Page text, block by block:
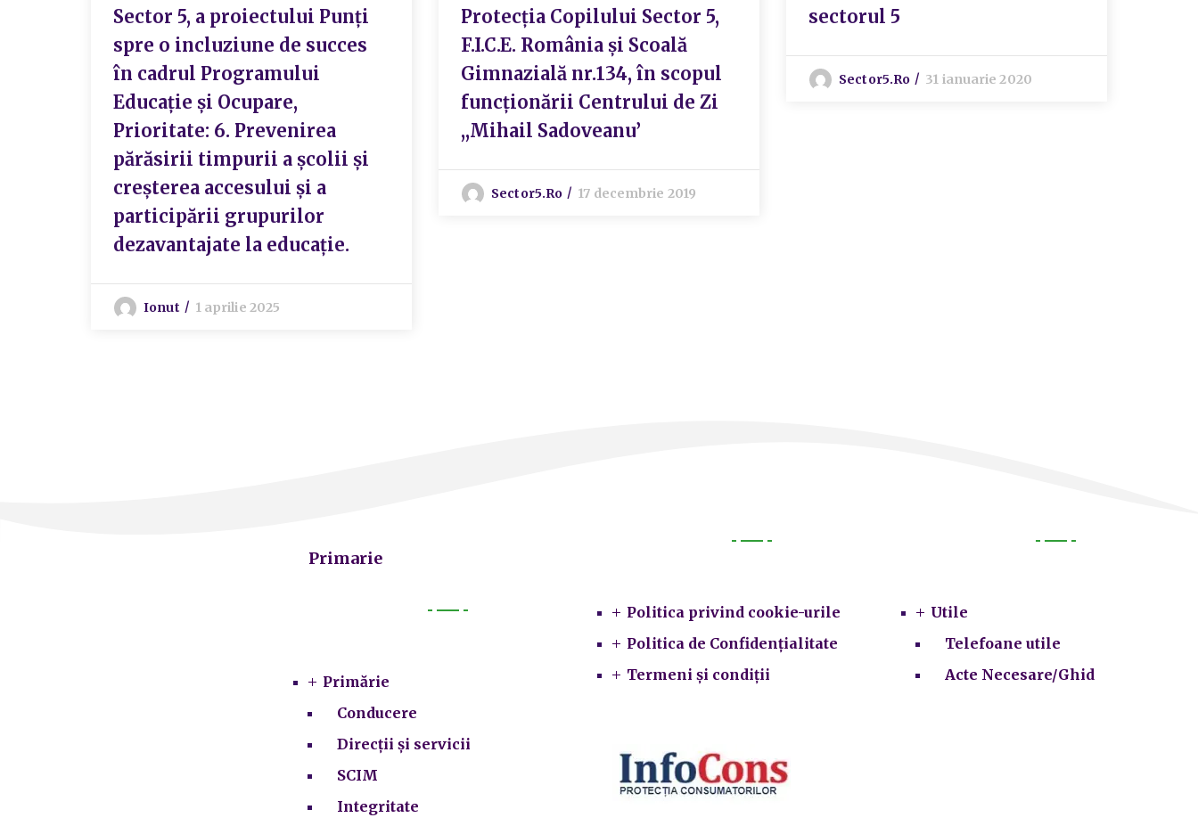
Sector 5, a proiectului Punți
spre o incluziune de succes
în cadrul Programului
Educație și Ocupare,
Prioritate: 6. Prevenirea
părăsirii timpurii a școlii și
creșterea accesului și a
participării grupurilor
dezavantajate la educație.
Ionut 1 aprilie 2025
Protecția Copilului Sector 5,
F.I.C.E. România și Scoală
Gimnazială nr.134, în scopul
funcționării Centrului de Zi
,,Mihail Sadoveanu’
Sector5.ro 17 decembrie 2019
sectorul 5
Sector5.ro 31 ianuarie 2020
Primarie
Primărie
Conducere
Direcții și servicii
SCIM
Integritate
Politica privind cookie-urile
Politica de Confidențialitate
Termeni și condiții
Utile
Telefoane utile
Acte Necesare/Ghid